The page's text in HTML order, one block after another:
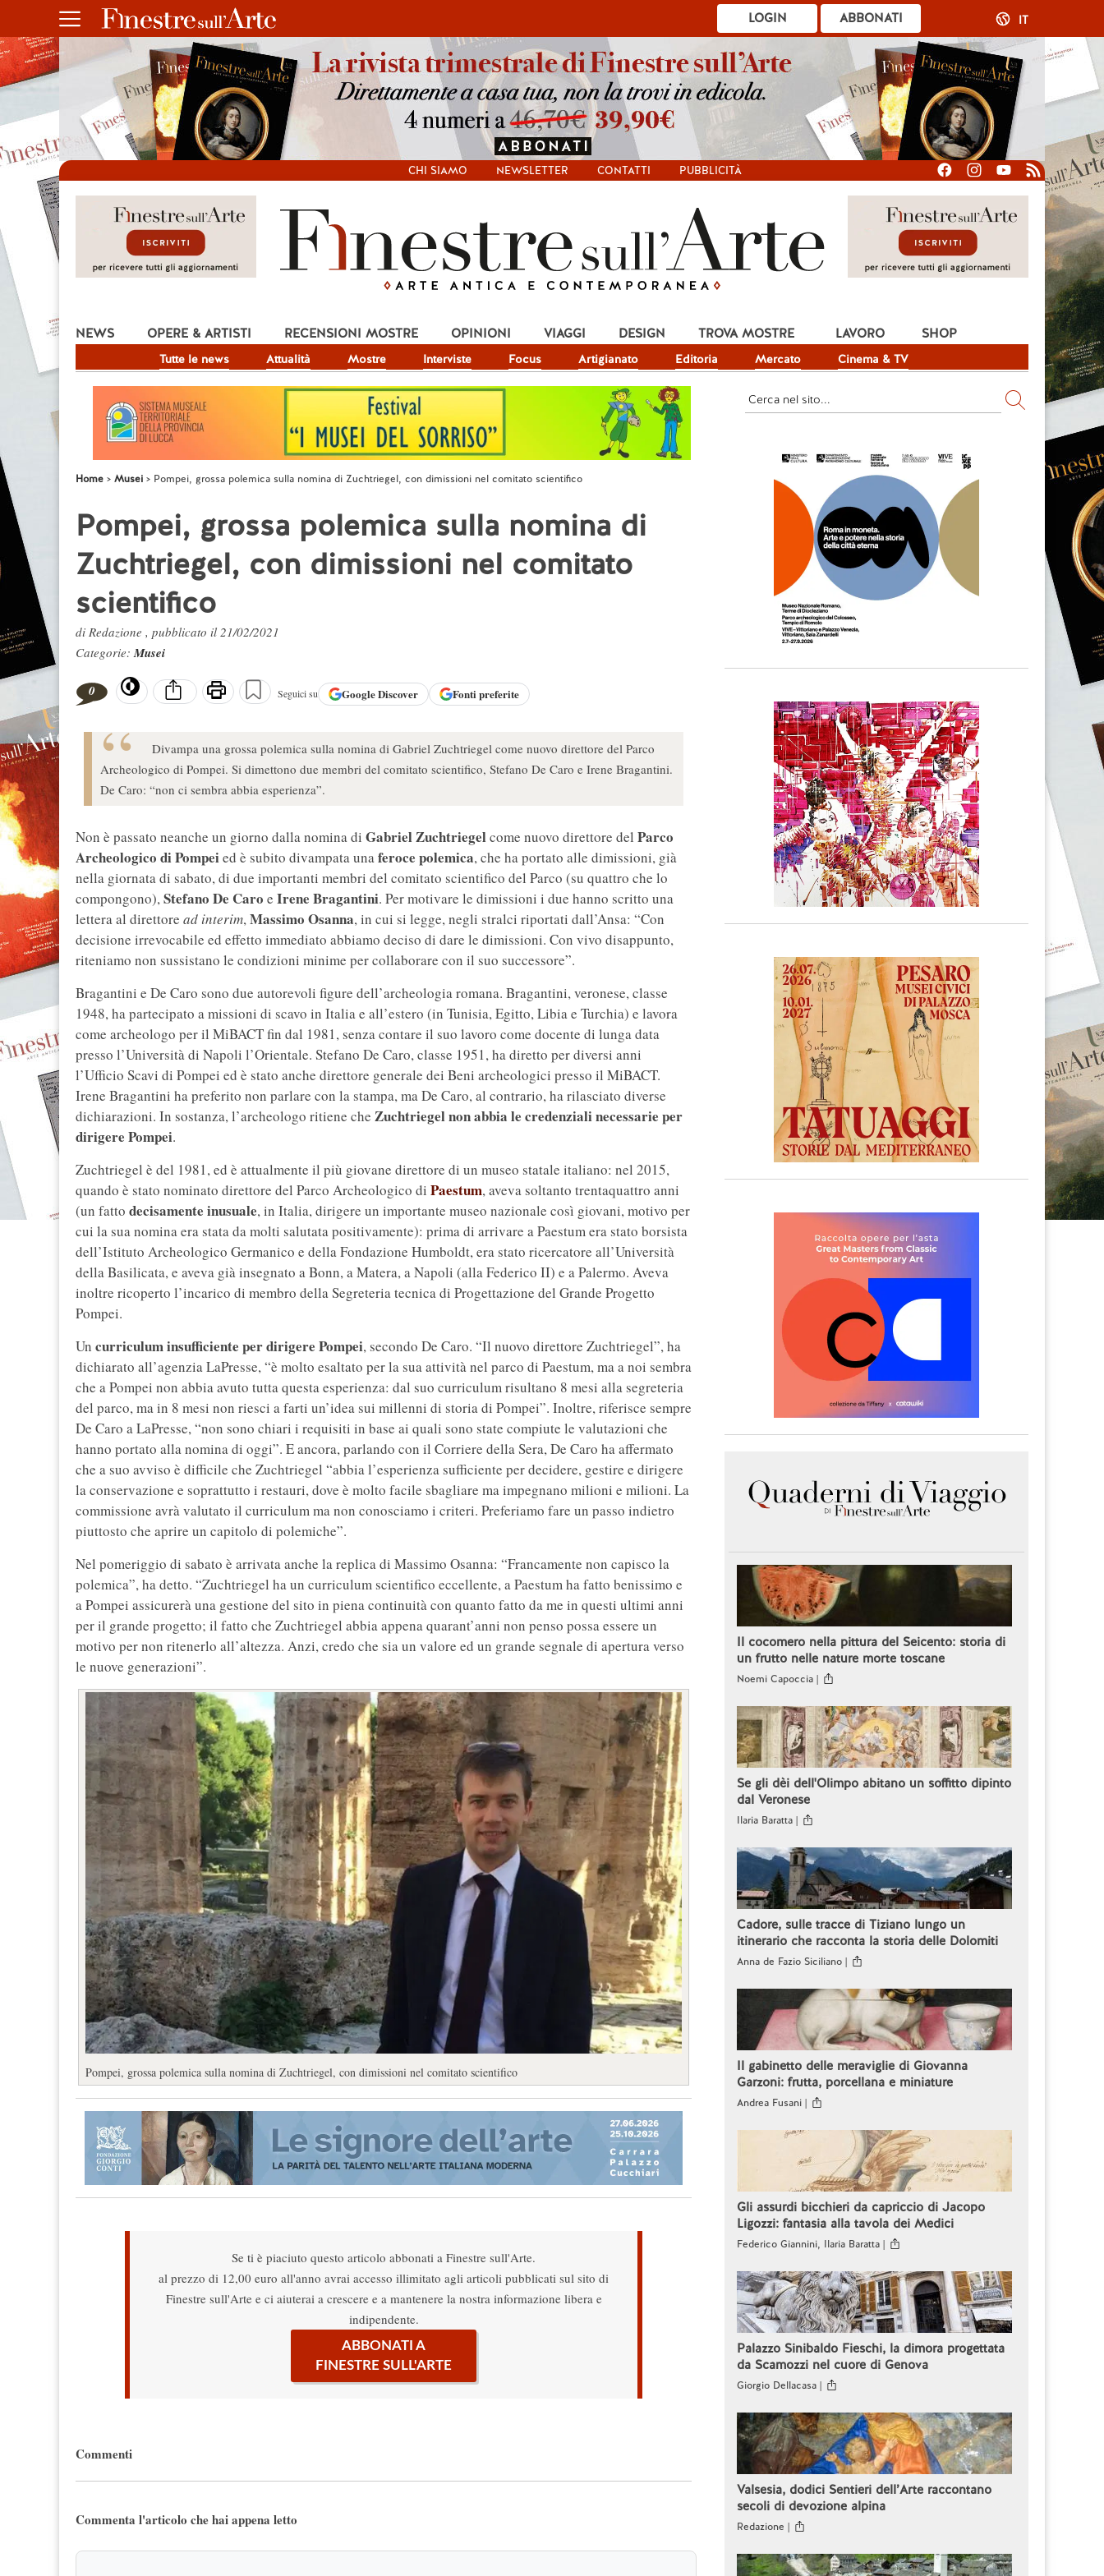
ABBONATI
LOGIN IT
CHI SIAMO NEWSLETTER CONTATTI PUBBLICITÀ
NEWS
Tutte le news Attualità Mostre Interviste Focus Artigianato Editoria Mercato Cinema & TV
OPERE & ARTISTI RECENSIONI MOSTRE OPINIONI VIAGGI DESIGN TROVA MOSTRE LAVORO SHOP
Home Musei Pompei, grossa polemica sulla nomina di Zuchtriegel, con dimissioni nel comitato scientifico
Pompei, grossa polemica sulla nomina di
Zuchtriegel, con dimissioni nel comitato
scientifico
di Redazione , pubblicato il 21/02/2021
Categorie:Musei
0 Seguici su GoogleDiscover Fonti preferite
Divampa una grossa polemica sulla nomina di Gabriel Zuchtriegel come nuovo direttore del Parco
Archeologico di Pompei. Si dimettono due membri del comitato scientifico, Stefano De Caro e Irene Bragantini.
De Caro: “non ci sembra abbia esperienza”.
Non è passato neanche un giorno dalla nomina di Gabriel Zuchtriegelcome nuovo direttore del Parco
Archeologico di Pompeied è subito divampata unaferoce polemica, che ha portato alle dimissioni, già
nella giornata di sabato, di due importanti membri del comitato scientifico del Parco (su quattro che lo
compongono),Stefano De Caro e Irene Bragantini. Per motivare le dimissioni i due hanno scritto una
lettera al direttore ad interim,Massimo Osanna, in cui si legge, negli stralci riportati dall’Ansa: “Con
decisione irrevocabile ed effetto immediato abbiamo deciso di dare le dimissioni. Con vivo disappunto,
riteniamo non sussistano le condizioni minime per collaborare con il suo successore”.
Bragantini e De Caro sono due autorevoli figure dell’archeologia romana. Bragantini, veronese, classe
1948, ha partecipato a missioni di scavo in Italia e all’estero (in Tunisia, Egitto, Libia e Turchia) e lavora
come archeologo per il MiBACT fin dal 1981, senza contare il suo lavoro come docente di lunga data
presso l’Università di Napoli l’Orientale. Stefano De Caro, classe 1951, ha diretto per diversi anni
l’Ufficio Scavi di Pompei ed è stato anche direttore generale dei Beni archeologici presso il MiBACT.
Irene Bragantini ha preferito non parlare con la stampa, ma De Caro, al contrario, ha rilasciato diverse
dichiarazioni. In sostanza, l’archeologo ritiene che Zuchtriegel non abbia le credenziali necessarie per
dirigere Pompei.
Zuchtriegel è del 1981, ed è attualmente il più giovane direttore di un museo statale italiano: nel 2015,
quando è stato nominato direttore del Parco Archeologico di Paestum, aveva soltanto trentaquattro anni
(un fatto decisamente inusuale, in Italia, dirigere un importante museo nazionale così giovani, motivo per
cui la sua nomina era stata da molti salutata positivamente): prima di arrivare a Paestum era stato borsista
dell’Istituto Archeologico Germanico e della Fondazione Humboldt, era stato ricercatore all’Università
della Basilicata, e aveva già insegnato a Bonn, a Matera, a Napoli (alla Federico II) e a Palermo. Aveva
inoltre ricoperto l’incarico di membro della Segreteria tecnica di Progettazione del Grande Progetto
Pompei.
Un curriculum insufficiente per dirigere Pompei, secondo De Caro. “Il nuovo direttore Zuchtriegel”, ha
dichiarato all’agenzia LaPresse, “è molto esaltato per la sua attività nel parco di Paestum, ma a noi sembra
che a Pompei non abbia avuto tutta questa esperienza: dal suo curriculum risultano 8 mesi alla segreteria
del parco, ma in 8 mesi non riesci a farti un’idea sui millenni di storia di Pompei”. Inoltre, riferisce sempre
De Caro a LaPresse, “non sono chiari i requisiti in base ai quali sono state compiute le valutazioni che
hanno portato alla nomina di oggi”. E ancora, parlando con il Corriere della Sera, De Caro ha affermato
che a suo avviso è difficile che Zuchtriegel “abbia l’esperienza sufficiente per decidere, gestire e dirigere
la conservazione e soprattutto i restauri, dove è molto facile sbagliare ma impegnano milioni e milioni. La
commissione avrà valutato il curriculum ma non conosciamo i criteri. Preferiamo fare un passo indietro
piuttosto che aprire un capitolo di polemiche”.
Nel pomeriggio di sabato è arrivata anche la replica di Massimo Osanna: “Francamente non capisco la
polemica”, ha detto. “Zuchtriegel ha un curriculum scientifico eccellente, a Paestum ha fatto benissimo e
a Pompei assicurerà una gestione del sito in piena continuità con quanto fatto da me in questi ultimi anni
per il grande progetto; il fatto che Zuchtriegel abbia appena quarant’anni non penso possa essere un
motivo per non ritenerlo all’altezza. Anzi, credo che sia un valore ed un grande segnale di apertura verso
le nuove generazioni”.
Pompei, grossa polemica sulla nomina di Zuchtriegel, con dimissioni nel comitato scientifico
Se ti è piaciuto questo articolo abbonati a Finestre sull'Arte.
al prezzo di 12,00 euro all'anno avrai accesso illimitato agli articoli pubblicati sul sito di
Finestre sull'Arte e ci aiuterai a crescere e a mantenere la nostra informazione libera e
indipendente.
ABBONATI A
FINESTRE SULL'ARTE
Commenti
Commenta l'articolo che hai appena letto
Il cocomero nella pittura del Seicento: storia di
un frutto nelle nature morte toscane
Noemi Capoccia |
Se gli dèi dell'Olimpo abitano un soffitto dipinto
dal Veronese
Ilaria Baratta |
Cadore, sulle tracce di Tiziano lungo un
itinerario che racconta la storia delle Dolomiti
Anna de Fazio Siciliano |
Il gabinetto delle meraviglie di Giovanna
Garzoni: frutta, porcellana e miniature
Andrea Fusani |
Gli assurdi bicchieri da capriccio di Jacopo
Ligozzi: fantasia alla tavola dei Medici
Federico Giannini, Ilaria Baratta |
Palazzo Sinibaldo Fieschi, la dimora progettata
da Scamozzi nel cuore di Genova
Giorgio Dellacasa |
Valsesia, dodici Sentieri dell’Arte raccontano
secoli di devozione alpina
Redazione |